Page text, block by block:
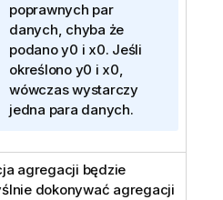
o
r
m
a
c
j
poprawnych par
danych, chyba że
podanoy0 i x0. Jeśli
określono y0 i x0,
wówczas wystarczy
jedna para danych.
agregacji będzie
dokonywać agregacji